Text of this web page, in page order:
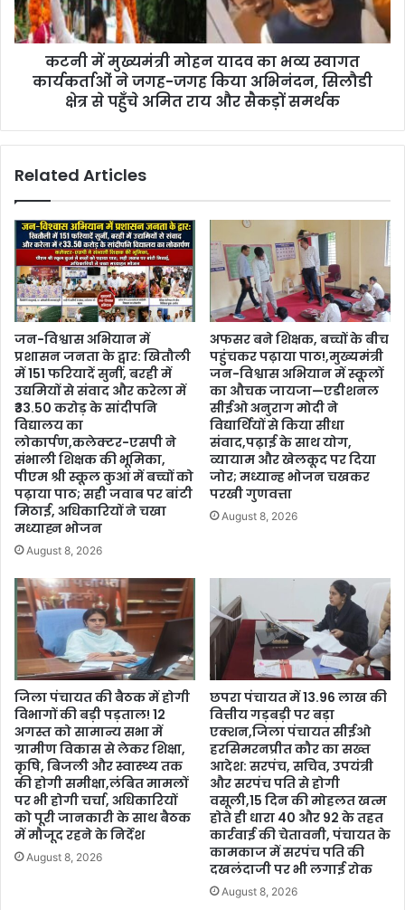
कटनी में मुख्यमंत्री मोहन यादव का भव्य स्वागत
कार्यकर्ताओं ने जगह-जगह किया अभिनंदन, सिलौडी
क्षेत्र से पहुँचे अमित राय और सैकड़ों समर्थक
Related Articles
जन-विश्वास अभियान में
प्रशासन जनता के द्वार: खितौली
में 151 फरियादें सुनीं, बरही में
उद्यमियों से संवाद और करेला में
₹33.50 करोड़ के सांदीपनि
विद्यालय का
लोकार्पण,कलेक्टर-एसपी ने
संभाली शिक्षक की भूमिका,
पीएम श्री स्कूल कुआं में बच्चों को
पढ़ाया पाठ; सही जवाब पर बांटी
मिठाई, अधिकारियों ने चखा
मध्याह्न भोजन
August 8, 2026
अफसर बने शिक्षक, बच्चों के बीच
पहुंचकर पढ़ाया पाठ!,मुख्यमंत्री
जन-विश्वास अभियान में स्कूलों
का औचक जायजा—एडीशनल
सीईओ अनुराग मोदी ने
विद्यार्थियों से किया सीधा
संवाद,पढ़ाई के साथ योग,
व्यायाम और खेलकूद पर दिया
जोर; मध्यान्ह भोजन चखकर
परखी गुणवत्ता
August 8, 2026
जिला पंचायत की बैठक में होगी
विभागों की बड़ी पड़ताल! 12
अगस्त को सामान्य सभा में
ग्रामीण विकास से लेकर शिक्षा,
कृषि, बिजली और स्वास्थ्य तक
की होगी समीक्षा,लंबित मामलों
पर भी होगी चर्चा, अधिकारियों
को पूरी जानकारी के साथ बैठक
में मौजूद रहने के निर्देश
August 8, 2026
छपरा पंचायत में 13.96 लाख की
वित्तीय गड़बड़ी पर बड़ा
एक्शन,जिला पंचायत सीईओ
हरसिमरनप्रीत कौर का सख्त
आदेश: सरपंच, सचिव, उपयंत्री
और सरपंच पति से होगी
वसूली,15 दिन की मोहलत खत्म
होते ही धारा 40 और 92 के तहत
कार्रवाई की चेतावनी, पंचायत के
कामकाज में सरपंच पति की
दखलंदाजी पर भी लगाई रोक
August 8, 2026